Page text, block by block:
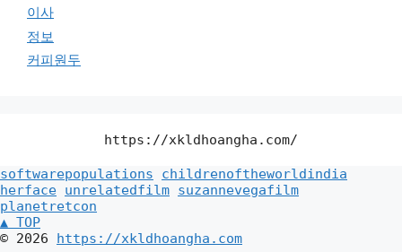
이사
정보
커피원두
https://xkldhoangha.com/
softwarepopulations
childrenoftheworldindia
herface unrelatedfilm suzannevegafilm
planetretcon
▲ TOP
© 2026 https://xkldhoangha.com